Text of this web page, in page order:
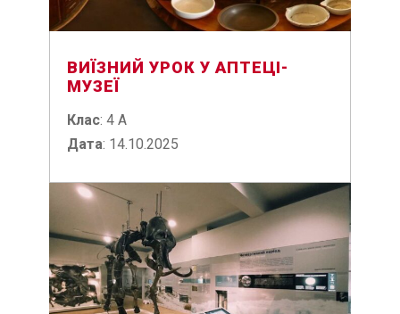
ВИЇЗНИЙ УРОК У АПТЕЦІ-
МУЗЕЇ
Клас: 4 А
Дата: 14.10.2025